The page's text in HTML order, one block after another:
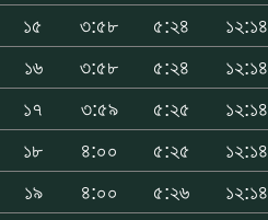
১৫
৩:৫৮ ৫:২৪ ১২:১৪
১৬
৩:৫৮ ৫:২৪ ১২:১৪
১৭
৩:৫৯ ৫:২৫ ১২:১৪
১৮
৪:০০ ৫:২৫ ১২:১৪
১৯
৪:০০ ৫:২৬ ১২:১৪